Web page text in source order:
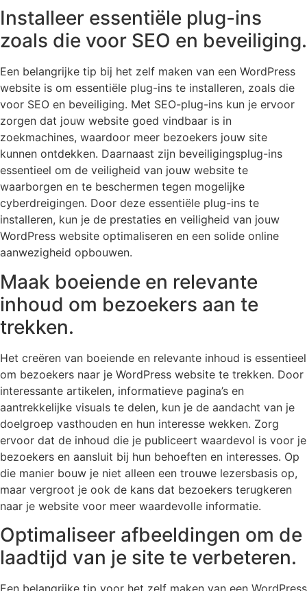
Installeer essentiële plug-ins
zoals die voor SEO en beveiliging.
Een belangrijke tip bij het zelf maken van een WordPress
website is om essentiële plug-ins te installeren, zoals die
voor SEO en beveiliging. Met SEO-plug-ins kun je ervoor
zorgen dat jouw website goed vindbaar is in
zoekmachines, waardoor meer bezoekers jouw site
kunnen ontdekken. Daarnaast zijn beveiligingsplug-ins
essentieel om de veiligheid van jouw website te
waarborgen en te beschermen tegen mogelijke
cyberdreigingen. Door deze essentiële plug-ins te
installeren, kun je de prestaties en veiligheid van jouw
WordPress website optimaliseren en een solide online
aanwezigheid opbouwen.
Maak boeiende en relevante
inhoud om bezoekers aan te
trekken.
Het creëren van boeiende en relevante inhoud is essentieel
om bezoekers naar je WordPress website te trekken. Door
interessante artikelen, informatieve pagina’s en
aantrekkelijke visuals te delen, kun je de aandacht van je
doelgroep vasthouden en hun interesse wekken. Zorg
ervoor dat de inhoud die je publiceert waardevol is voor je
bezoekers en aansluit bij hun behoeften en interesses. Op
die manier bouw je niet alleen een trouwe lezersbasis op,
maar vergroot je ook de kans dat bezoekers terugkeren
naar je website voor meer waardevolle informatie.
Optimaliseer afbeeldingen om de
laadtijd van je site te verbeteren.
Een belangrijke tip voor het zelf maken van een WordPress